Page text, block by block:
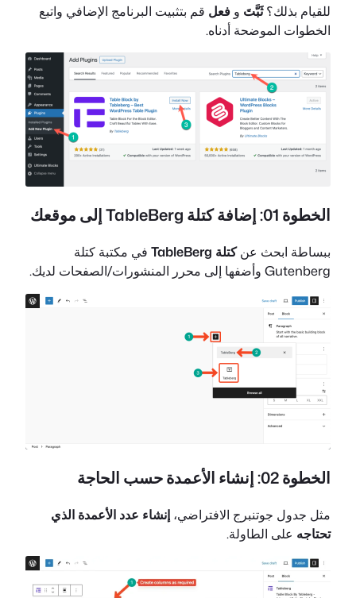
للقيام بذلك؟ثَبَّتَ و فعل قم بتثبيت البرنامج الإضافي واتبع
الخطوات الموضحة أدناه.
الخطوة 01: إضافة كتلة TableBerg إلى موقعك
ببساطة ابحث عنكتلة TableBerg
في مكتبة كتلة
Gutenberg وأضفها إلى محرر المنشورات/الصفحات لديك.
الخطوة 02: إنشاء الأعمدة حسب الحاجة
مثل جدول جوتنبرج الافتراضي، إنشاء عدد الأعمدة الذي
تحتاجه على الطاولة.